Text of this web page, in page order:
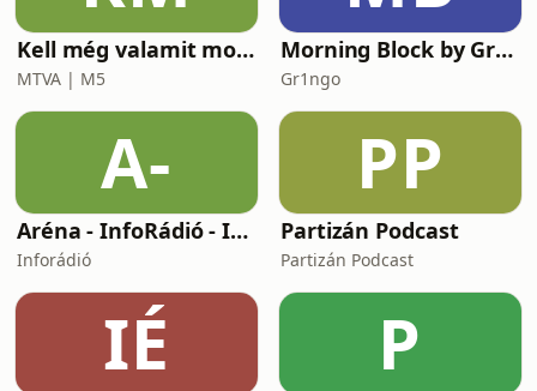
Kell még valamit mondanom, Ildikó?
MTVA | M5
Morning Block by Gr1ngo
Gr1ngo
A-
Aréna - InfoRádió - Infostart.hu
Inforádió
PP
Partizán Podcast
Partizán Podcast
IÉ P